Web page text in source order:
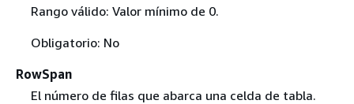
Rango válido: Valor mínimo de 0.
Obligatorio: No
RowSpan
El número de filas que abarca una celda de tabla.